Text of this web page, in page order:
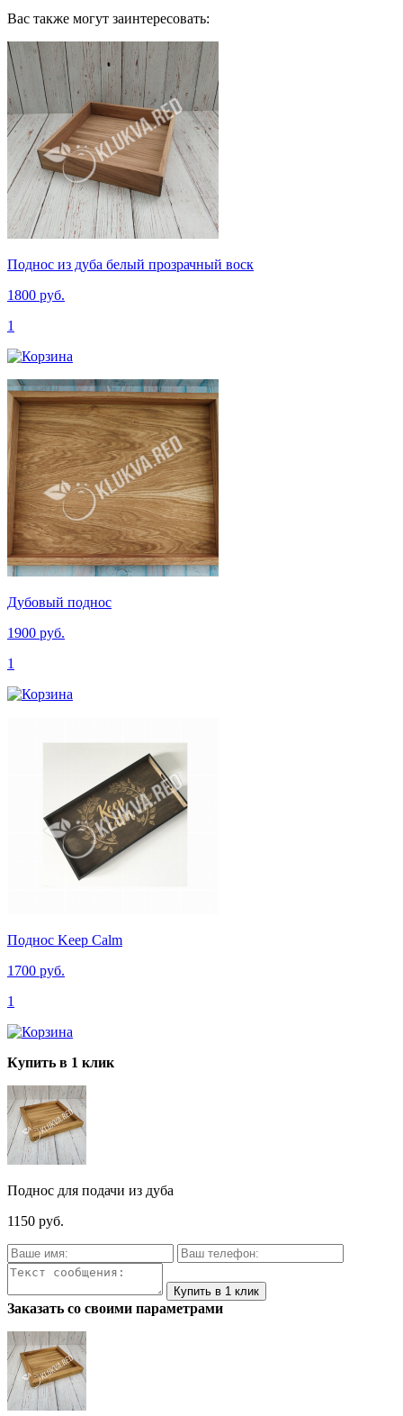
Вас также могут заинтересовать:
Поднос из дуба белый прозрачный воск
1800 руб.
1
Дубовый поднос
1900 руб.
1
Поднос Keep Calm
1700 руб.
1
Купить в 1 клик
Поднос для подачи из дуба
1150 руб.
Заказать со своими параметрами